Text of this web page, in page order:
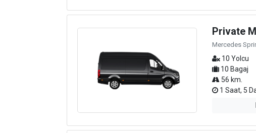
Private
Mercedes
10 Yolcu
10 Bagaj
56 km.
1 Saat, 5